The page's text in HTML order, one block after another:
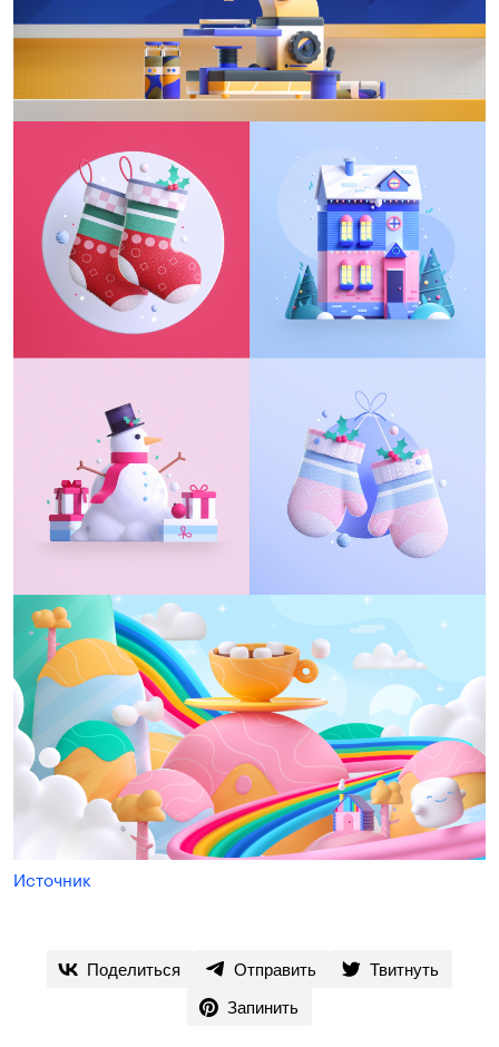
Источник
Поделиться Отправить
Твитнуть
Запинить